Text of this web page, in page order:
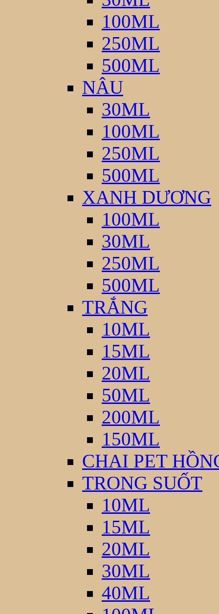
100ML
250ML
500ML
NÂU
30ML
100ML
250ML
500ML
XANH DƯƠNG
100ML
30ML
250ML
500ML
TRẮNG
10ML
15ML
20ML
50ML
200ML
150ML
CHAI PET
TRONG SUỐT
10ML
15ML
20ML
30ML
40ML